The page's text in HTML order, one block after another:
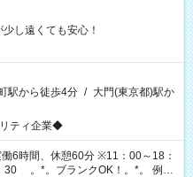
し遠くても安心！
駅から徒歩4分 / 大門(東京都)駅か
ティ企業◆
6時間、休憩60分 ※11：00～18：
。 例え